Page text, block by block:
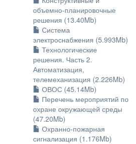
объемно-планировочные
решения (13.40Mb)
Система
электроснабжения (5.993Mb)
Технологические
решения. Часть 2.
Автоматизация,
телемеханизация (2.226Mb)
ОВОС (45.14Mb)
Перечень мероприятий по
охране окружающей среды
(47.20Mb)
Охранно-пожарная
сигнализация (1.176Mb)